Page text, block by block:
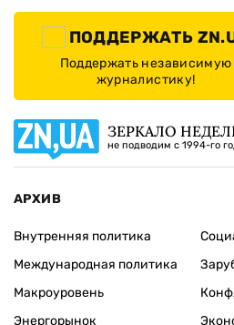
ПОДДЕРЖАТЬ
Поддержать независимую
журналистику!
ЗЕРКАЛО
не подводим с 1994-го
АРХИВ
Внутренняя политика
Международная политика
Макроуровень
Энергорынок